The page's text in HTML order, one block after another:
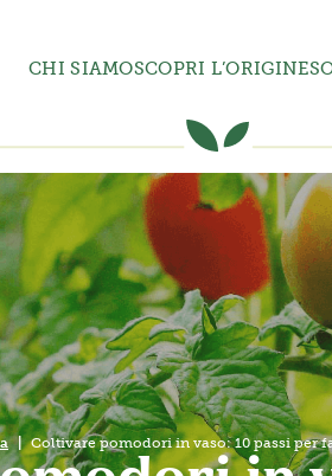
CHI SIAMOSCOPRI L’ORIGINE
Coltivare pomodori in vaso: 10 passi per